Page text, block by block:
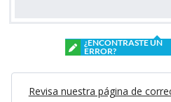
¿ENCONTRASTE UN
ERROR?
Revisa nuestra página de